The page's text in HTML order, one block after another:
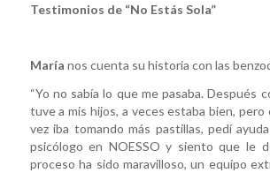
Testimonios de “No Estás Sola”
María nos cuenta su historia con las
“Yo no sabía lo que me pasaba. Después
tuve a mis hijos, a veces estaba bien, pero
vez iba tomando más pastillas, pedí
psicólogo en NOESSO y siento que le
proceso ha sido maravilloso, un equipo